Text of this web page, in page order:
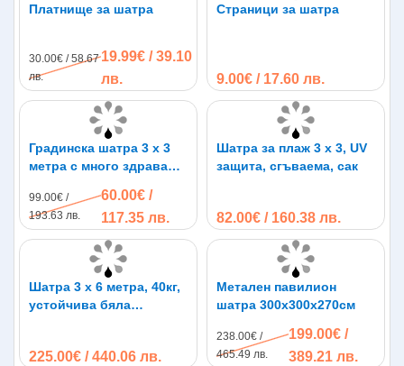
Платнище за шатра
30.00€ / 58.67
лв.
19.99€ / 39.10
лв.
Страници за шатра
9.00€ / 17.60 лв.
Градинска шатра 3 х 3
метра с много здрава
99.00€ /
193.63 лв.
60.00€ /
117.35 лв.
Шатра за плаж 3 х 3, UV
защита, сгъваема, сак
82.00€ / 160.38 лв.
Шатра 3 х 6 метра, 40кг,
устойчива бяла
225.00€ / 440.06 лв.
Метален павилион
шатра 300х300х270см
238.00€ /
465.49 лв.
199.00€ /
389.21 лв.